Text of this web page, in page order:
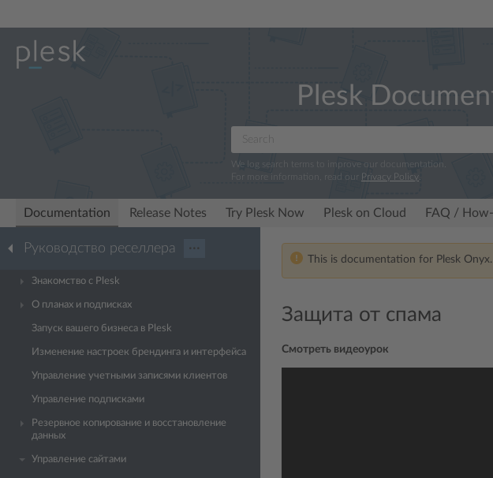
Plesk
We log search terms to improve our documentation.
For more information, read our Privacy Policy
Documentation Release Notes Try Plesk Now Plesk on Cloud FAQ / How-
Руководство реселлера ···
Знакомство с Plesk
О планах и подписках
Запуск вашего бизнеса в Plesk
Изменение настроек брендинга и интерфейса
Управление учетными записями клиентов
Управление подписками
Резервное копирование и восстановление
данных
Управление сайтами
This is documentation for Plesk Onyx.
Защита от спама
Смотреть видеоурок